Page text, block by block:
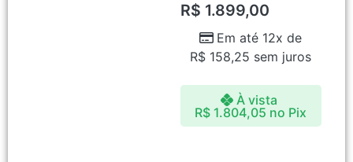
R$ 1.899,00
Em até 12x de
R$ 158,25 sem juros
À vista
R$ 1.804,05 no Pix